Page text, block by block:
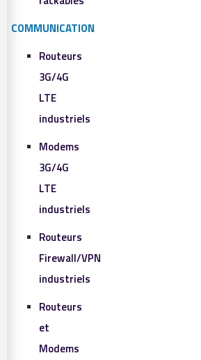
COMMUNICATION
Routeurs
3G/4G
LTE
industriels
Modems
3G/4G
LTE
industriels
Routeurs
Firewall/VPN
industriels
Routeurs
et
Modems